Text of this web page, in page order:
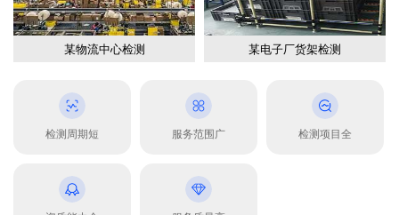
某物流中心检测 某电子厂货架检测
检测周期短 服务范围广 检测项目全